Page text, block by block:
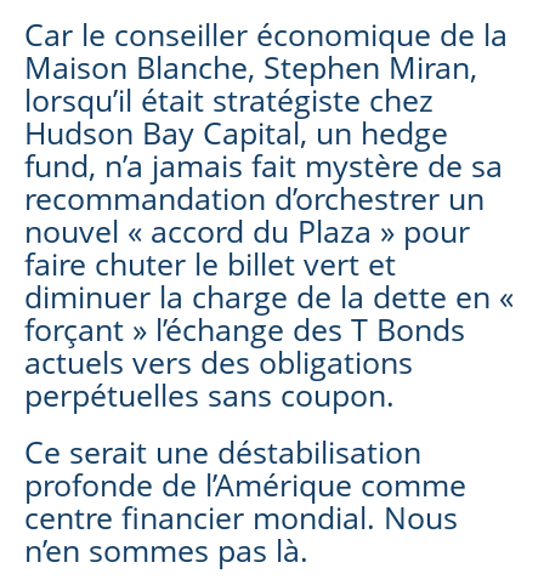
Car le conseiller économique de la
Maison Blanche, Stephen Miran,
lorsqu’il était stratégiste chez
Hudson Bay Capital, un hedge
fund, n’a jamais fait mystère de sa
recommandation d’orchestrer un
nouvel « accord du Plaza » pour
faire chuter le billet vert et
diminuer la charge de la dette en «
forçant » l’échange des T Bonds
actuels vers des obligations
perpétuelles sans coupon.
Ce serait une déstabilisation
profonde de l’Amérique comme
centre financier mondial. Nous
n’en sommes pas là.